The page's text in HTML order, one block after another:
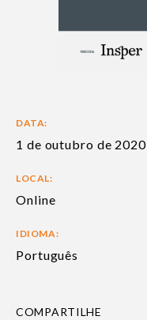
DATA:
1 de outubro de 2020
LOCAL:
Online
IDIOMA:
Português
COMPARTILHE